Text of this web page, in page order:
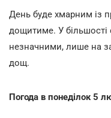
День буде хмарним із
дощитиме. У більшості
незначними, лише на
дощ.
Погода в понеділок 5